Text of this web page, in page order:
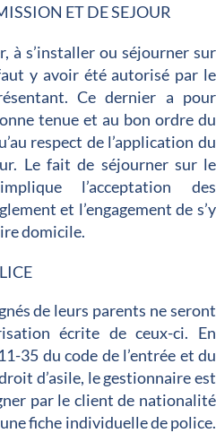
ET DE SEJOUR
à s’installer ou séjourner sur
y avoir été autorisé par le
Ce dernier a pour
tenue et au bon ordre du
respect de l’application du
Le fait de séjourner sur le
l’acceptation des
et l’engagement de s’y
domicile.
de leurs parents ne seront
écrite de ceux-ci. En
35 du code de l’entrée et du
d’asile, le gestionnaire est
par le client de nationalité
fiche individuelle de police.